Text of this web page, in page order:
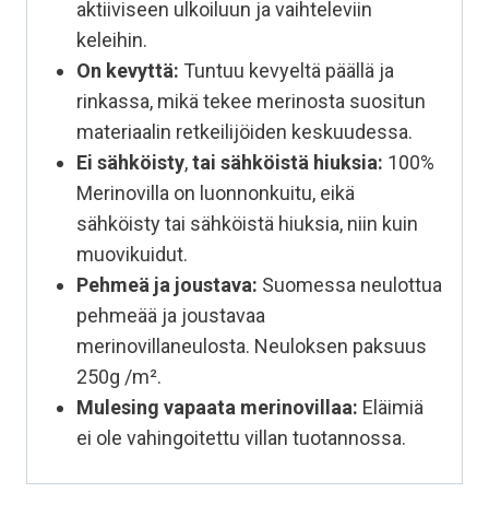
aktiiviseen ulkoiluun ja vaihteleviin
keleihin.
On kevyttä: Tuntuu kevyeltä päällä ja
rinkassa, mikä tekee merinosta suositun
materiaalin retkeilijöiden keskuudessa.
Ei sähköisty,tai sähköistä hiuksia: 100%
Merinovilla on luonnonkuitu, eikä
sähköisty tai sähköistä hiuksia, niin kuin
muovikuidut.
Pehmeä ja joustava: Suomessa neulottua
pehmeää ja joustavaa
merinovillaneulosta. Neuloksen paksuus
250g /m².
Mulesing vapaata merinovillaa: Eläimiä
ei ole vahingoitettu villan tuotannossa.